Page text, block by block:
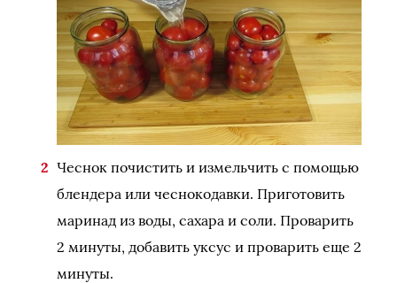
Чеснок почистить и измельчить с помощью
блендера или чеснокодавки. Приготовить
маринад из воды, сахара и соли. Проварить
2 минуты, добавить уксус и проварить еще 2
минуты.